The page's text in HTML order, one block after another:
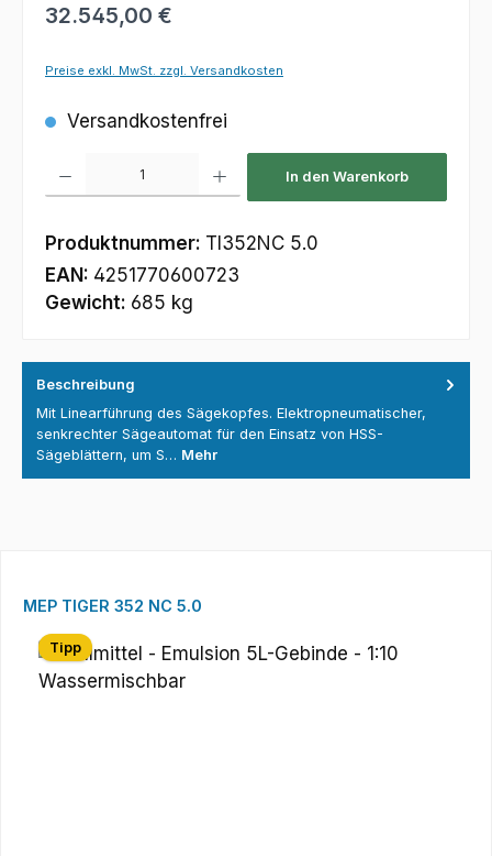
Regulärer Preis:
32.545,00 €
Preise exkl. MwSt. zzgl. Versandkosten
Versandkostenfrei
In den Warenkorb
Produktnummer: TI352NC 5.0
EAN: 4251770600723
Gewicht: 685 kg
Beschreibung
Mit Linearführung des Sägekopfes. Elektropneumatischer,
senkrechter Sägeautomat für den Einsatz von HSS-
Sägeblättern, um S… Mehr
Produktgalerie überspringen
MEP TIGER 352 NC 5.0
Tipp